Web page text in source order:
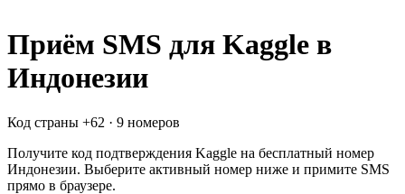
Приём SMS для Kaggle в
Индонезии
Код страны +62 · 9 номеров
Получите код подтверждения Kaggle на бесплатный номер
Индонезии. Выберите активный номер ниже и примите SMS
прямо в браузере.